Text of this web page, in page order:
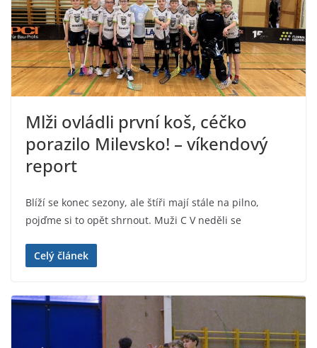
Mlži ovládli první koš, céčko
porazilo Milevsko! – víkendový
report
Blíží se konec sezony, ale štíři mají stále na pilno,
pojďme si to opět shrnout. Muži C V neděli se
Celý článek